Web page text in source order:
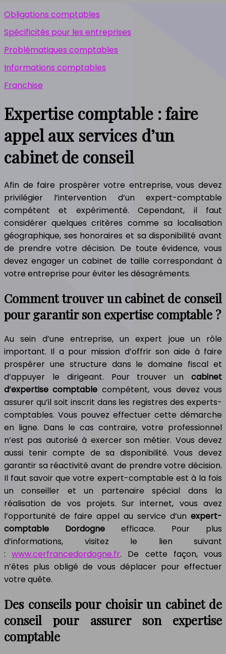
Obligations comptables
Spécificités pour les entreprises
Problématiques comptables
Informations comptables
Franchise
Expertise comptable : faire
appel aux services d’un
cabinet de conseil
Afin de faire prospérer votre entreprise, vous devez
privilégier l’intervention d’un expert-comptable
compétent et expérimenté. Cependant, il faut
considérer quelques critères comme sa localisation
géographique, ses honoraires et sa disponibilité avant
de prendre votre décision. De toute évidence, vous
devez engager un cabinet de taille correspondant à
votre entreprise pour éviter les désagréments.
Comment trouver un cabinet de conseil
pour garantir son expertise comptable ?
Au sein d’une entreprise, un expert joue un rôle
important. Il a pour mission d’offrir son aide à faire
prospérer une structure dans le domaine fiscal et
d’appuyer le dirigeant. Pour trouver un cabinet
d’expertise comptable compétent, vous devez vous
assurer qu’il soit inscrit dans les registres des experts-
comptables. Vous pouvez effectuer cette démarche
en ligne. Dans le cas contraire, votre professionnel
n’est pas autorisé à exercer son métier. Vous devez
aussi tenir compte de sa disponibilité. Vous devez
garantir sa réactivité avant de prendre votre décision.
Il faut savoir que votre expert-comptable est à la fois
un conseiller et un partenaire spécial dans la
réalisation de vos projets. Sur internet, vous avez
l’opportunité de faire appel au service d’un expert-
comptable Dordogne efficace. Pour plus
d’informations, visitez le lien suivant
:www.cerfrancedordogne.fr. De cette façon, vous
n’êtes plus obligé de vous déplacer pour effectuer
votre quête.
Des conseils pour choisir un cabinet de
conseil pour assurer son expertise
comptable